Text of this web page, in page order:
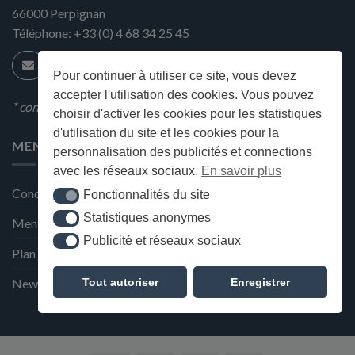
Pour continuer à utiliser ce site, vous devez
accepter l'utilisation des cookies. Vous pouvez
choisir d'activer les cookies pour les statistiques
d'utilisation du site et les cookies pour la
personnalisation des publicités et connections
avec les réseaux sociaux. En savoir plus
Fonctionnalités du site
Fonctionnalités du site
Statistiques anonymes
Statistiques anonymes
Publicité et réseaux sociaux
Publicité et réseaux sociaux
Tout autoriser Enregistrer
66000 Perpignan
Téléphone: +33 (0) 4 68 34 25 45
* condition en magasin
MENU
Conditions générales de ventes
Mentions Légales et Politique de confidentialité
Plan du site
Newsletter de la Maison Deffès